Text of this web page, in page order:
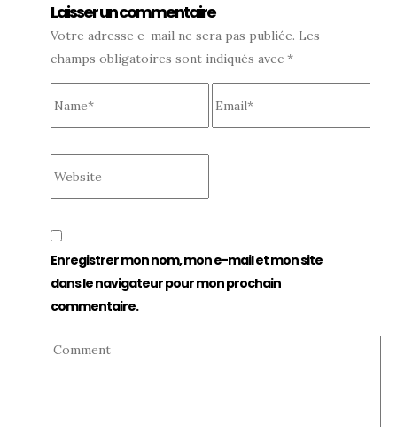
Laisser un commentaire
Votre adresse e-mail ne sera pas publiée. Les
champs obligatoires sont indiqués avec *
Enregistrer mon nom, mon e-mail et mon site
dans le navigateur pour mon prochain
commentaire.
Comment